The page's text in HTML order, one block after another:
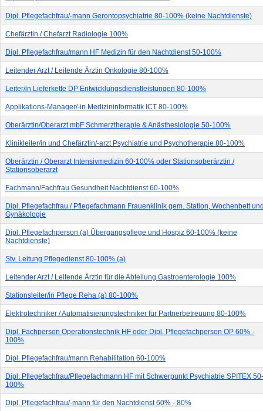
Dipl. Pflegefachfrau/-mann Gerontopsychiatrie 80-100% (keine Nachtdienste)
Chefärztin / Chefarzt Radiologie 100%
Dipl. Pflegefachfrau/mann HF Medizin für den Nachtdienst 50-100%
Leitender Arzt / Leitende Ärztin Onkologie 80-100%
Leiter/in Lieferkette DP Entwicklungsdienstleistungen 80-100%
Applikations-Manager/-in Medizininformatik ICT 80-100%
Oberärztin/Oberarzt mbF Schmerztherapie & Anästhesiologie 50-100%
Klinikleiter/in und Chefärztin/-arzt Psychiatrie und Psychotherapie 80-100%
Oberärztin / Oberarzt Intensivmedizin 60-100% oder Stationsoberärztin /
Stationsoberarzt
Fachmann/Fachfrau Gesundheit Nachtdienst 60-100%
Dipl. Pflegefachfrau / Pflegefachmann Frauenklinik gem. Station, Wochenbett
Gynäkologie
Dipl. Pflegefachperson (a) Übergangspflege und Hospiz 60-100% (keine
Nachtdienste)
Stv. Leitung Pflegedienst 80-100% (a)
Leitender Arzt / Leitende Ärztin für die Abteilung Gastroenterologie 100%
Stationsleiter/in Pflege Reha (a) 80-100%
Elektrotechniker / Automatisierungstechniker für Partnerbetreuung 80-100%
Dipl. Fachperson Operationstechnik HF oder Dipl. Pflegefachperson OP 60% -
100%
Dipl. Pflegefachfrau/mann Rehabilitation 60-100%
Dipl. Pflegefachfrau/Pflegefachmann HF mit Schwerpunkt Psychiatrie SPITEX 50-
100%
Dipl. Pflegefachfrau/-mann für den Nachtdienst 60% - 80%